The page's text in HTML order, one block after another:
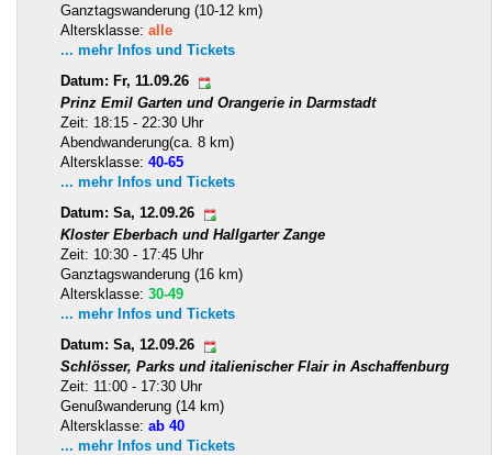
Ganztagswanderung (10-12 km)
Altersklasse: alle
... mehr Infos und Tickets
Datum: Fr, 11.09.26
Prinz Emil Garten und Orangerie in Darmstadt
Zeit: 18:15 - 22:30 Uhr
Abendwanderung(ca. 8 km)
Altersklasse: 40-65
... mehr Infos und Tickets
Datum: Sa, 12.09.26
Kloster Eberbach und Hallgarter Zange
Zeit: 10:30 - 17:45 Uhr
Ganztagswanderung (16 km)
Altersklasse: 30-49
... mehr Infos und Tickets
Datum: Sa, 12.09.26
Schlösser, Parks und italienischer Flair in Aschaffenburg
Zeit: 11:00 - 17:30 Uhr
Genußwanderung (14 km)
Altersklasse: ab 40
... mehr Infos und Tickets